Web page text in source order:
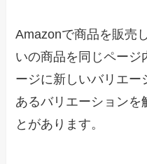
Amazonで商品を販売
いの商品を同じペー
ージに新しいバリエー
あるバリエーションを
とがあります。